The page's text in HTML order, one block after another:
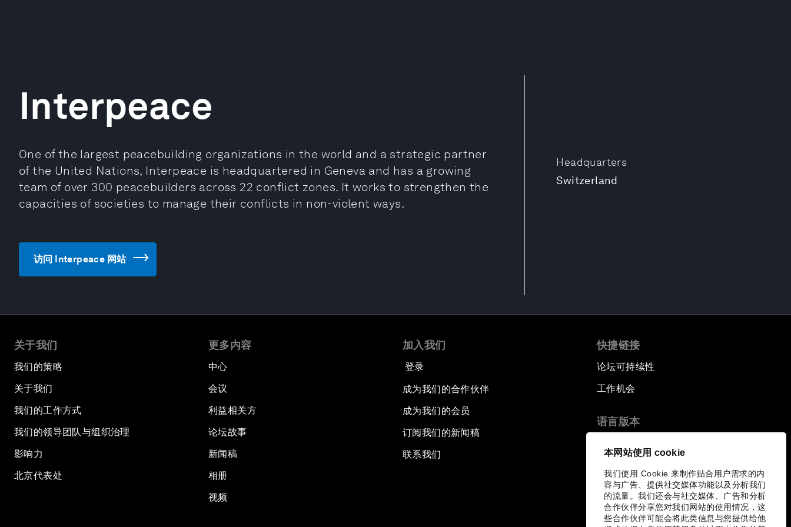
本网站使用 cookie
我们使用 Cookie 来制作贴合用户需求的内
容与广告、提供社交媒体功能以及分析我们
的流量。我们还会与社交媒体、广告和分析
合作伙伴分享您对我们网站的使用情况，这
些合作伙伴可能会将此类信息与您提供给他
Headquarters
Switzerland
Interpeace
One of the largest peacebuilding organizations in the world and a strategic partner
of the United Nations, Interpeace is headquartered in Geneva and has a growing
team of over 300 peacebuilders across 22 conflict zones. It works to strengthen the
capacities of societies to manage their conflicts in non-violent ways.
访问 Interpeace 网站
关于我们
我们的策略
关于我们
我们的工作方式
我们的领导团队与组织治理
影响力
北京代表处
更多内容
中心
会议
利益相关方
论坛故事
新闻稿
相册
视频
加入我们
登录
成为我们的合作伙伴
成为我们的会员
订阅我们的新闻稿
联系我们
快捷链接
论坛可持续性
工作机会
语言版本